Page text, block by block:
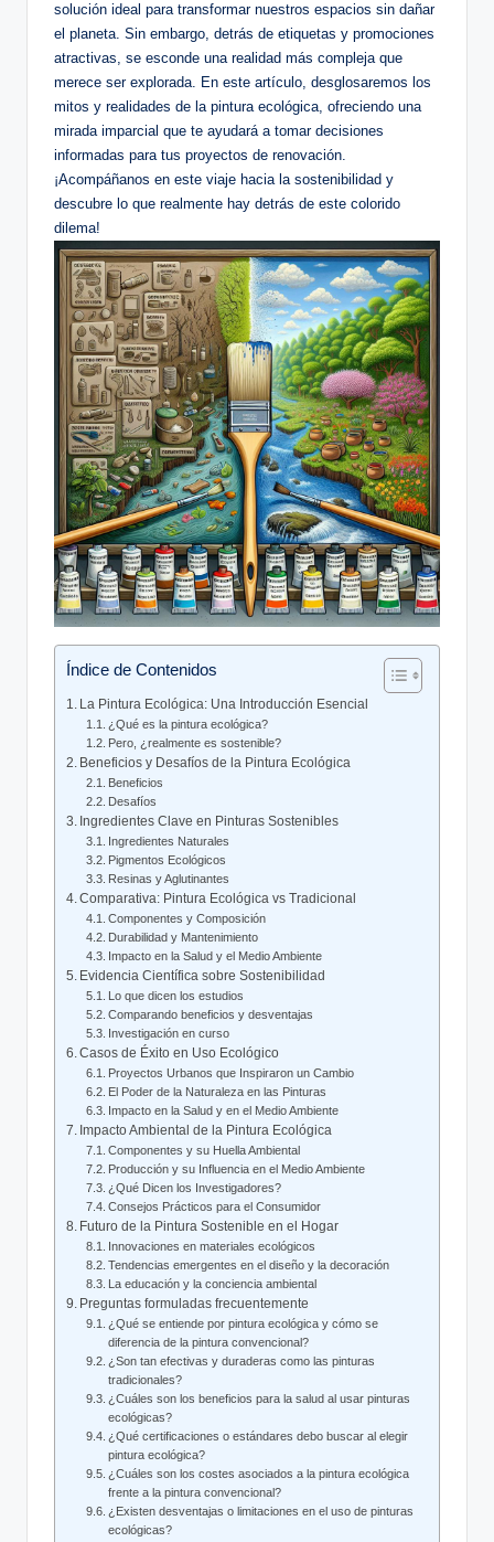
solución ideal para transformar nuestros espacios sin dañar
el planeta. Sin embargo, detrás de etiquetas y promociones
atractivas, se esconde una realidad más compleja que
merece ser explorada. En este artículo, desglosaremos los
mitos y realidades de la pintura ecológica, ofreciendo una
mirada imparcial que te ayudará a tomar decisiones
informadas para tus proyectos de renovación.
¡Acompáñanos en este viaje hacia la sostenibilidad y
descubre lo que realmente hay detrás de este colorido
dilema!
Índice de Contenidos
La Pintura Ecológica: Una Introducción Esencial
¿Qué es la pintura ecológica?
Pero, ¿realmente es sostenible?
Beneficios y Desafíos de la Pintura Ecológica
Beneficios
Desafíos
Ingredientes Clave en Pinturas Sostenibles
Ingredientes Naturales
Pigmentos Ecológicos
Resinas y Aglutinantes
Comparativa: Pintura Ecológica vs Tradicional
Componentes y Composición
Durabilidad y Mantenimiento
Impacto en la Salud y el Medio Ambiente
Evidencia Científica sobre Sostenibilidad
Lo que dicen los estudios
Comparando beneficios y desventajas
Investigación en curso
Casos de Éxito en Uso Ecológico
Proyectos Urbanos que Inspiraron un Cambio
El Poder de la Naturaleza en las Pinturas
Impacto en la Salud y en el Medio Ambiente
Impacto Ambiental de la Pintura Ecológica
Componentes y su Huella Ambiental
Producción y su Influencia en el Medio Ambiente
¿Qué Dicen los Investigadores?
Consejos Prácticos para el Consumidor
Futuro de la Pintura Sostenible en el Hogar
Innovaciones en materiales ecológicos
Tendencias emergentes en el diseño y la decoración
La educación y la conciencia ambiental
Preguntas formuladas frecuentemente
¿Qué se entiende por pintura ecológica y cómo se
diferencia de la pintura convencional?
¿Son tan efectivas y duraderas como las pinturas
tradicionales?
¿Cuáles son los beneficios para la salud al usar pinturas
ecológicas?
¿Qué certificaciones o estándares debo buscar al elegir
pintura ecológica?
¿Cuáles son los costes asociados a la pintura ecológica
frente a la pintura convencional?
¿Existen desventajas o limitaciones en el uso de pinturas
ecológicas?